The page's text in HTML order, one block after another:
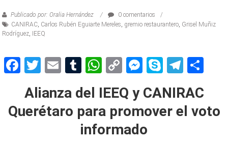
Publicado por: Oralia Hernández
0 comentarios
CANIRAC Carlos Rubén Eguiarte Mereles gremio restaurantero Grisel Muñiz
Rodríguez IEEQ
Facebook
Twitter
EmailTumblr
WhatsApp
CopyMessenger
Skype
Alianza del IEEQ y CANIRAC
Querétaro para promover el voto
informado